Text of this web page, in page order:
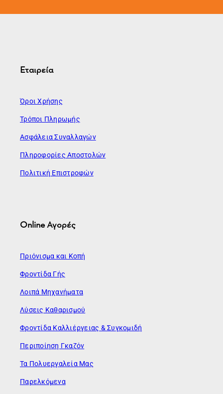
Εταιρεία
Όροι Χρήσης
Τρόποι Πληρωμής
Ασφάλεια Συναλλαγών
Πληροφορίες Αποστολών
Πολιτική Επιστροφών
Online Αγορές
Πριόνισμα και Κοπή
Φροντίδα Γής
Λοιπά Μηχανήματα
Λύσεις Καθαρισμού
Φροντίδα Καλλιέργειας & Συγκομιδή
Περιποίηση Γκαζόν
Τα Πολυεργαλεία Μας
Παρελκόμενα